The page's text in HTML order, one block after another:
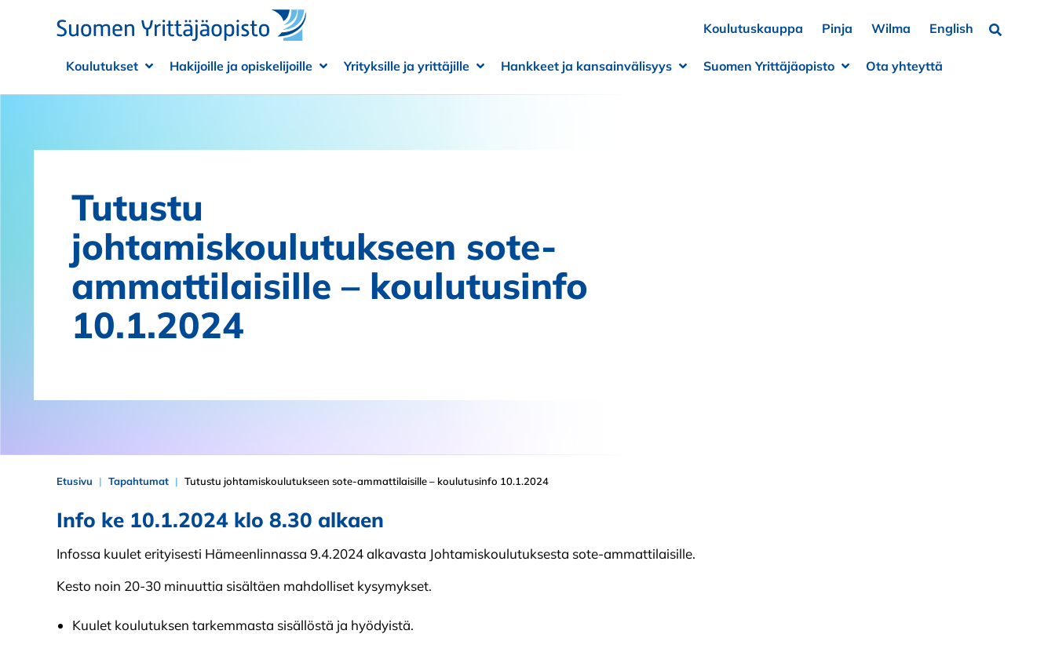
Koulutuskauppa
Pinja Wilma English Hae…
Koulutukset
Avaa alivalikko
Sulje alivalikko
Hakijoille ja opiskelijoille
Avaa alivalikko
Sulje alivalikko
Yrityksille ja yrittäjille
Avaa alivalikko
Sulje alivalikko
Hankkeet ja kansainvälisyys
Avaa alivalikko
Sulje alivalikko
Suomen Yrittäjäopisto
Avaa alivalikko
Sulje alivalikko
Ota yhteyttä
Tutustu
johtamiskoulutukseen sote-
ammattilaisille – koulutusinfo
10.1.2024
Etusivu Tapahtumat Tutustu johtamiskoulutukseen sote-ammattilaisille – koulutusinfo 10.1.2024
Info ke 10.1.2024 klo 8.30 alkaen
Infossa kuulet erityisesti Hämeenlinnassa 9.4.2024 alkavasta Johtamiskoulutuksesta sote-ammattilaisille.
Kesto noin 20-30 minuuttia sisältäen mahdolliset kysymykset.
Kuulet koulutuksen tarkemmasta sisällöstä ja hyödyistä.